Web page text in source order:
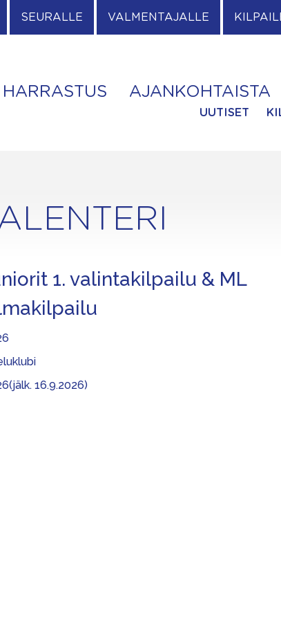
SEURALLE VALMENTAJALLE
AJANKOHTAISTA
UUTISET
1. valintakilpailu & ML
16.9.2026)